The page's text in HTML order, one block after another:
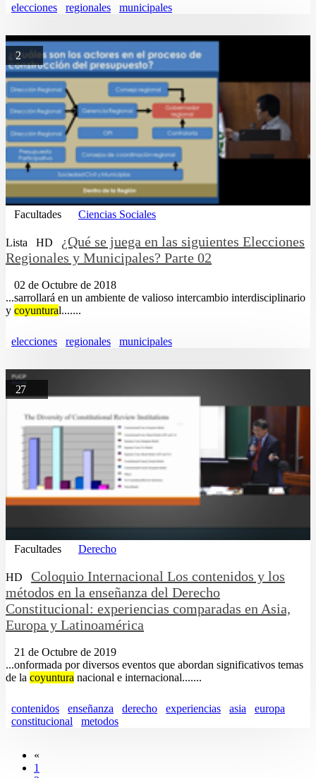
elecciones regionales municipales
2
Facultades Ciencias Sociales
Lista HD
¿Qué se juega en las siguientes Elecciones
Regionales y Municipales? Parte 02
02 de Octubre de 2018
...sarrollará en un ambiente de valioso intercambio interdisciplinario
y coyuntural.......
elecciones regionales municipales
27
Facultades Derecho
HD
Coloquio Internacional Los contenidos y los
métodos en la enseñanza del Derecho
Constitucional: experiencias comparadas en Asia,
Europa y Latinoamérica
21 de Octubre de 2019
...onformada por diversos eventos que abordan significativos temas
de la coyuntura nacional e internacional.......
contenidos enseñanza derecho experiencias asia
europa
constitucional
metodos
«
1